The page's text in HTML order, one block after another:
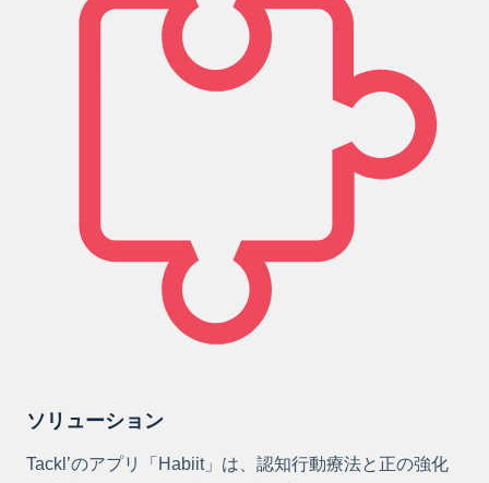
ソリューション
Tackl’のアプリ「Habiit」は、認知行動療法と正の強化